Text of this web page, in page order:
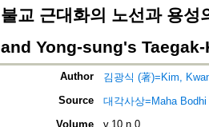
불교 근대화의 노선과 용
and Yong-sung's
Author
김광식 (著)=Kim,
Source
대각사상=Maha
Volume
v.10 n.0